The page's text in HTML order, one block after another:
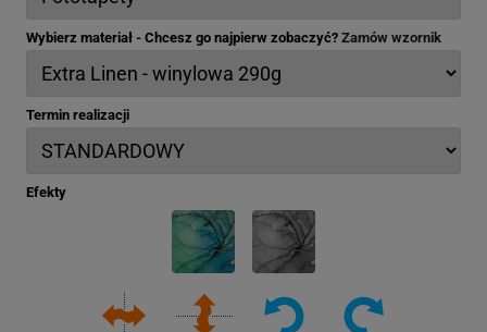
Wybierz materiał - Chcesz go najpierw zobaczyć? Zamów wzornik
Termin realizacji
Efekty